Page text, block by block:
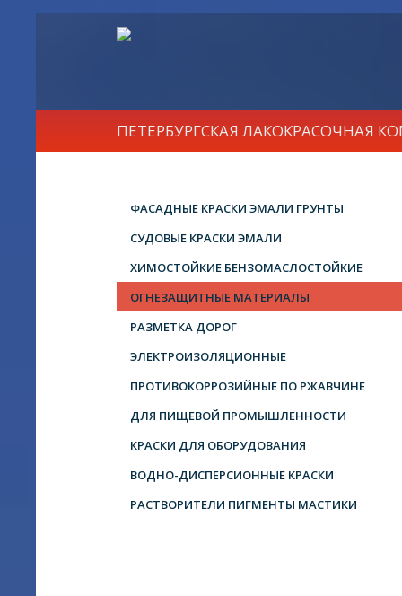
ПЕТЕРБУРГСКАЯ ЛАКОКРАСОЧНАЯ
ФАСАДНЫЕ КРАСКИ ЭМАЛИ ГРУНТЫ
СУДОВЫЕ КРАСКИ ЭМАЛИ
ХИМОСТОЙКИЕ БЕНЗОМАСЛОСТОЙКИЕ
ОГНЕЗАЩИТНЫЕ МАТЕРИАЛЫ
РАЗМЕТКА ДОРОГ
ЭЛЕКТРОИЗОЛЯЦИОННЫЕ
ПРОТИВОКОРРОЗИЙНЫЕ ПО РЖАВЧИНЕ
ДЛЯ ПИЩЕВОЙ ПРОМЫШЛЕННОСТИ
КРАСКИ ДЛЯ ОБОРУДОВАНИЯ
ВОДНО-ДИСПЕРСИОННЫЕ КРАСКИ
РАСТВОРИТЕЛИ ПИГМЕНТЫ МАСТИКИ